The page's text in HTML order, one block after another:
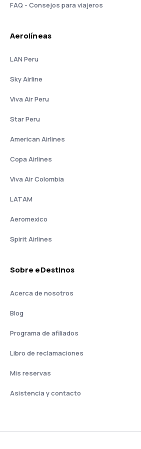
FAQ - Consejos para viajeros
Aerolíneas
LAN Peru
Sky Airline
Viva Air Peru
Star Peru
American Airlines
Copa Airlines
Viva Air Colombia
LATAM
Aeromexico
Spirit Airlines
Sobre eDestinos
Acerca de nosotros
Blog
Programa de afiliados
Libro de reclamaciones
Mis reservas
Asistencia y contacto